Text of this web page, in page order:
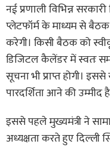
नई प्रणाली विभिन्न
प्लेटफॉर्म के माध्यम से
करेगी। किसी बैठक को
डिजिटल कैलेंडर में स्वतः
सूचना भी प्राप्त होगी।
पारदर्शिता आने की उम्मीद
इससे पहले मुख्यमंत्री ने
अध्यक्षता करते हुए दिल्ली